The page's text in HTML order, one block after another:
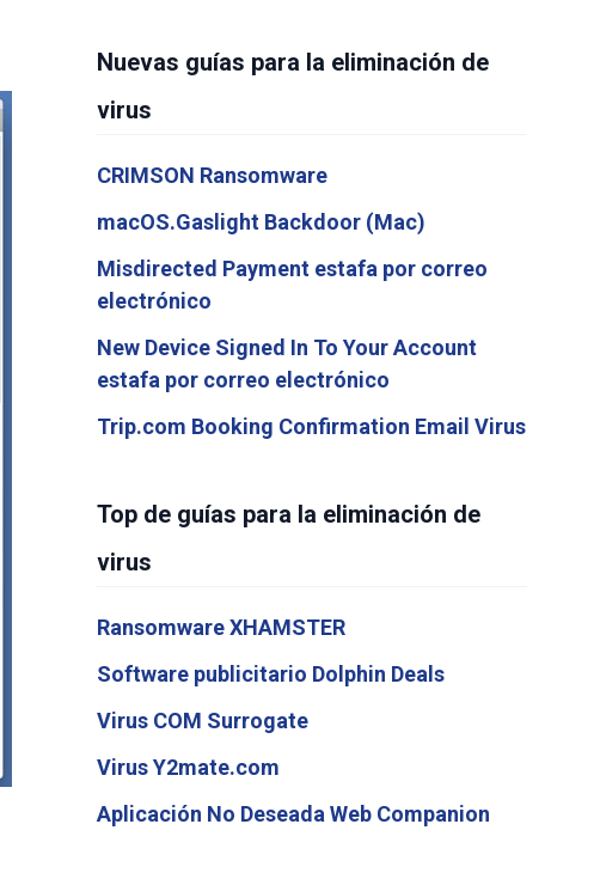
Nuevas guías para la eliminación de
virus
CRIMSON Ransomware
macOS.Gaslight Backdoor (Mac)
Misdirected Payment estafa por correo
electrónico
New Device Signed In To Your Account
estafa por correo electrónico
Trip.com Booking Confirmation Email Virus
Top de guías para la eliminación de
virus
Ransomware XHAMSTER
Software publicitario Dolphin Deals
Virus COM Surrogate
Virus Y2mate.com
Aplicación No Deseada Web Companion